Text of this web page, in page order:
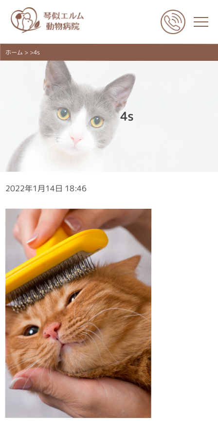
ホーム > >4s
4s
2022年1月14日 18:46